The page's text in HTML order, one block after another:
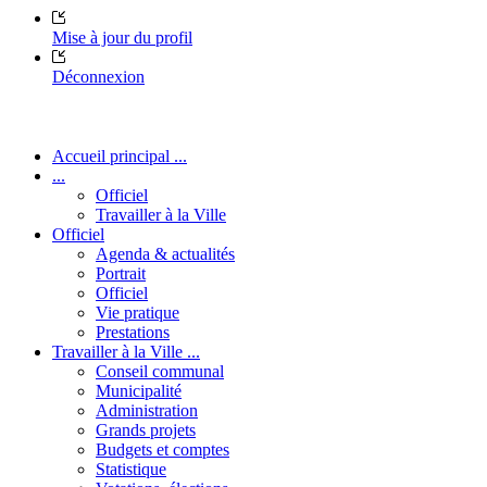
Mise à jour du profil
Déconnexion
Accueil principal ...
...
Officiel
Travailler à la Ville
Officiel
Agenda & actualités
Portrait
Officiel
Vie pratique
Prestations
Travailler à la Ville ...
Conseil communal
Municipalité
Administration
Grands projets
Budgets et comptes
Statistique